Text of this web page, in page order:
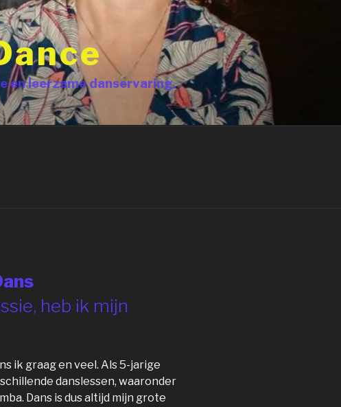
en leerzame danservaring.
heb ik mijn
ik graag en veel. Als 5-jarige
danslessen, waaronder
Dans is dus altijd mijn grote